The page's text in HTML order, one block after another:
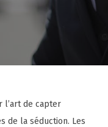
l’art de capter
de la séduction. Les